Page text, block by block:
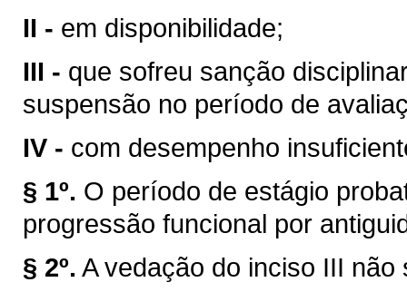
II - em disponibilidade;
III - que sofreu sanção
suspensão no período de
IV - com desempenho
§ 1º. O período de estágio
progressão funcional por
§ 2º. A vedação do inciso III